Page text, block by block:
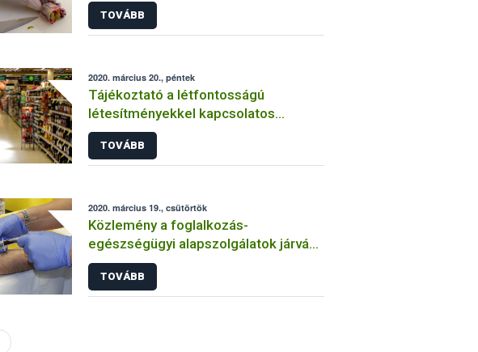
TOVÁBB
2020. március 20., péntek
Tájékoztató a létfontosságú
létesítményekkel kapcsolatos
legfontosabb tudnivalókról
TOVÁBB
2020. március 19., csütörtök
Közlemény a foglalkozás-
egészségügyi alapszolgálatok járvány
kapcsán ellátandó feladatairól
TOVÁBB